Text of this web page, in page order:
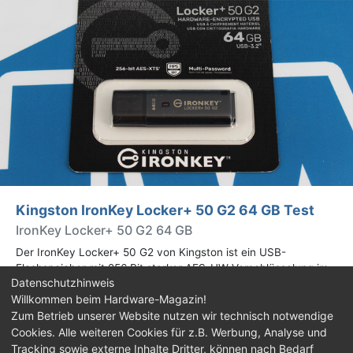
Kingston IronKey Locker+ 50 G2 64 GB Test
IronKey Locker+ 50 G2 64 GB
Der IronKey Locker+ 50 G2 von Kingston ist ein USB-
Flashspeicher mit 256 Bit starker AES-HW-Verschlüsselung im
XTS-Modus. Wir haben das 64-GB-Modell im Praxistest
genauer begutachtet.
Impressum| Kontakt |Jobs |Datenschutz |
Datenschutzhinweis
Willkommen beim Hardware-Magazin!
Zum Betrieb unserer Website nutzen wir technisch notwendige
Cookies. Alle weiteren Cookies für z.B. Werbung, Analyse und
Tracking sowie externe Inhalte Dritter, können nach Bedarf